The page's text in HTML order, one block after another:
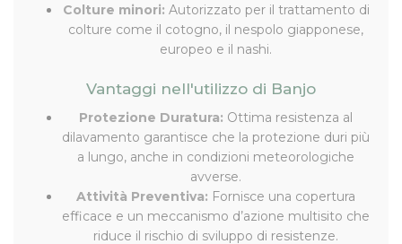
Colture minori: Autorizzato per il trattamento di
colture come il cotogno, il nespolo giapponese,
europeo e il nashi.
Vantaggi nell'utilizzo di Banjo
Protezione Duratura: Ottima resistenza al
dilavamento garantisce che la protezione duri più
a lungo, anche in condizioni meteorologiche
avverse.
Attività Preventiva: Fornisce una copertura
efficace e un meccanismo d’azione multisito che
riduce il rischio di sviluppo di resistenze.